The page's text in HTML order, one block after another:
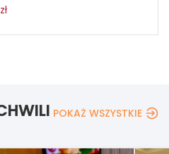
POKAŻ WSZYSTKIE